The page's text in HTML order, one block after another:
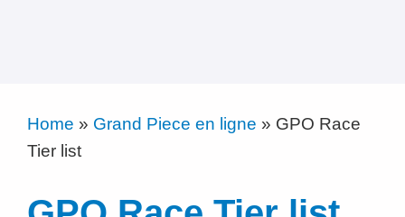
Home » Grand Piece en ligne » GPO Race
Tier list